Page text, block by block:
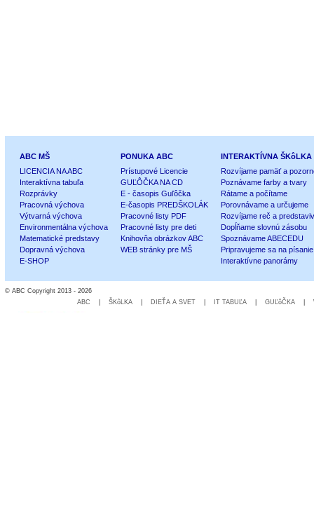
ABC MŠ
LICENCIA NA ABC
Interaktívna tabuľa
Rozprávky
Pracovná výchova
Výtvarná výchova
Environmentálna výchova
Matematické predstavy
Dopravná výchova
E-SHOP
PONUKA ABC
Prístupové Licencie
GUĽÔČKA NA CD
E - časopis Guľôčka
E-časopis PREDŠKOLÁK
Pracovné listy PDF
Pracovné listy pre deti
Knihovňa obrázkov ABC
WEB stránky pre MŠ
INTERAKTÍVNA ŠKôLKA
Rozvíjame pamäť a
Poznávame farby a tvary
Rátame a počítame
Porovnávame a určujeme
Rozvíjame reč a
Dopĺňame slovnú zásobu
Spoznávame ABECEDU
Pripravujeme sa na písanie
Interaktívne panorámy
© ABC Copyright 2013 - 2026
ABC
ŠKôLKA DIEŤA A SVET IT TABUĽA GUĽôČKA